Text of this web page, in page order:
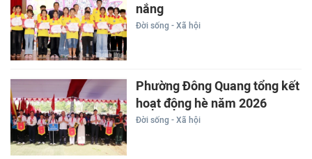
nắng
Đời sống - Xã hội
Phường Đông Quang tổng kết
hoạt động hè năm 2026
Đời sống - Xã hội